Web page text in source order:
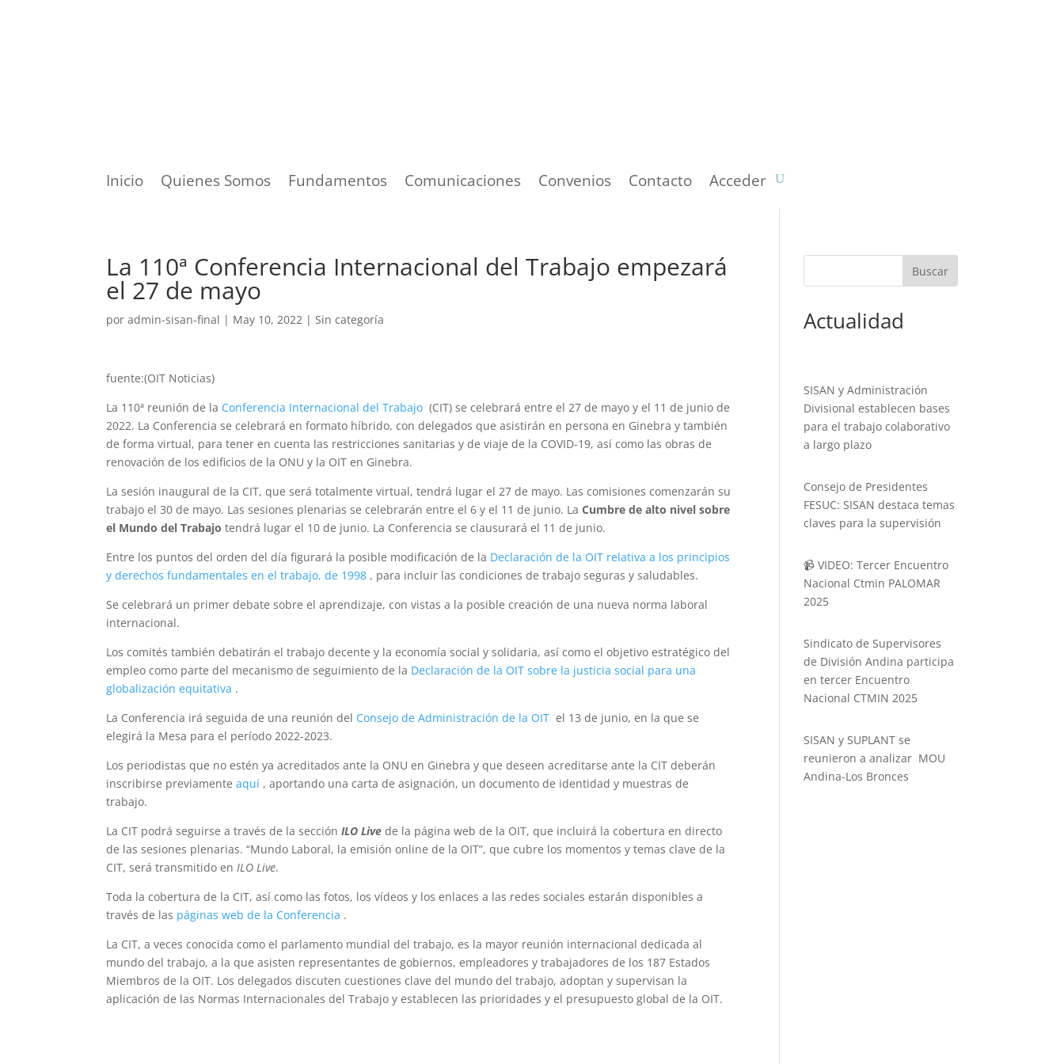
Inicio Quienes Somos Fundamentos Comunicaciones Convenios Contacto Acceder
La 110ª Conferencia Internacional del Trabajo empezará
el 27 de mayo
poradmin-sisan-final | May 10, 2022 |Sin categoría
fuente:(OIT Noticias)
La 110ª reunión de la Conferencia Internacional del Trabajo (CIT) se celebrará entre el 27 de mayo y el 11 de junio de
2022. La Conferencia se celebrará en formato híbrido, con delegados que asistirán en persona en Ginebra y también
de forma virtual, para tener en cuenta las restricciones sanitarias y de viaje de la COVID-19, así como las obras de
renovación de los edificios de la ONU y la OIT en Ginebra.
La sesión inaugural de la CIT, que será totalmente virtual, tendrá lugar el 27 de mayo. Las comisiones comenzarán su
trabajo el 30 de mayo. Las sesiones plenarias se celebrarán entre el 6 y el 11 de junio. LaCumbre de alto nivel sobre
el Mundo del Trabajo tendrá lugar el 10 de junio. La Conferencia se clausurará el 11 de junio.
Entre los puntos del orden del día figurará la posible modificación de la Declaración de la OIT relativa a los principios
y derechos fundamentales en el trabajo, de 1998 , para incluir las condiciones de trabajo seguras y saludables.
Se celebrará un primer debate sobre el aprendizaje, con vistas a la posible creación de una nueva norma laboral
internacional.
Los comités también debatirán el trabajo decente y la economía social y solidaria, así como el objetivo estratégico del
empleo como parte del mecanismo de seguimiento de la Declaración de la OIT sobre la justicia social para una
globalización equitativa .
La Conferencia irá seguida de una reunión del Consejo de Administración de la OIT el 13 de junio, en la que se
elegirá la Mesa para el período 2022-2023.
Los periodistas que no estén ya acreditados ante la ONU en Ginebra y que deseen acreditarse ante la CIT deberán
inscribirse previamenteaquí , aportando una carta de asignación, un documento de identidad y muestras de
trabajo.
La CIT podrá seguirse a través de la secciónILO Live de la página web de la OIT, que incluirá la cobertura en directo
de las sesiones plenarias. “Mundo Laboral, la emisión online de la OIT”, que cubre los momentos y temas clave de la
CIT, será transmitido enILO Live.
Toda la cobertura de la CIT, así como las fotos, los vídeos y los enlaces a las redes sociales estarán disponibles a
través de las páginas web de la Conferencia .
La CIT, a veces conocida como el parlamento mundial del trabajo, es la mayor reunión internacional dedicada al
mundo del trabajo, a la que asisten representantes de gobiernos, empleadores y trabajadores de los 187 Estados
Miembros de la OIT. Los delegados discuten cuestiones clave del mundo del trabajo, adoptan y supervisan la
aplicación de las Normas Internacionales del Trabajo y establecen las prioridades y el presupuesto global de la OIT.
Actualidad
SISAN y Administración
Divisional establecen bases
para el trabajo colaborativo
a largo plazo
Consejo de Presidentes
FESUC: SISAN destaca temas
claves para la supervisión
📹 VIDEO: Tercer Encuentro
Nacional Ctmin PALOMAR
2025
Sindicato de Supervisores
de División Andina participa
en tercer Encuentro
Nacional CTMIN 2025
SISAN y SUPLANT se
reunieron a analizar MOU
Andina-Los Bronces